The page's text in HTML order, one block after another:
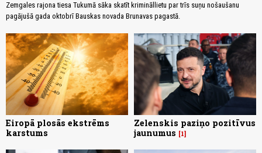
Zemgales rajona tiesa Tukumā sāka skatīt krimināllietu par trīs suņu nošaušanu
pagājušā gada oktobrī Bauskas novada Brunavas pagastā.
Eiropā plosās ekstrēms
karstums
Zelenskis paziņo pozitīvus
jaunumus
1